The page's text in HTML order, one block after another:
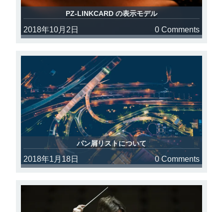
PZ-LINKCARD の表示モデル
2018年10月2日 0 Comments
パン屑リストについて
2018年1月18日 0 Comments